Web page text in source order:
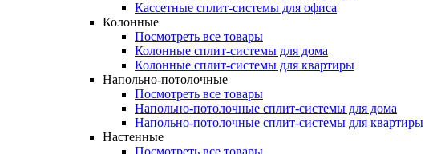
Кассетные сплит-системы для офиса
Колонные
Посмотреть все товары
Колонные сплит-системы для дома
Колонные сплит-системы для квартиры
Напольно-потолочные
Посмотреть все товары
Напольно-потолочные сплит-системы для дома
Напольно-потолочные сплит-системы для квартиры
Настенные
Посмотреть все товары